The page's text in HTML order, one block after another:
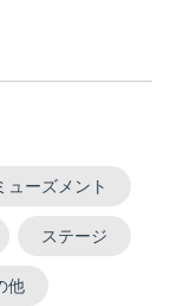
ューズメント
ステージ
他